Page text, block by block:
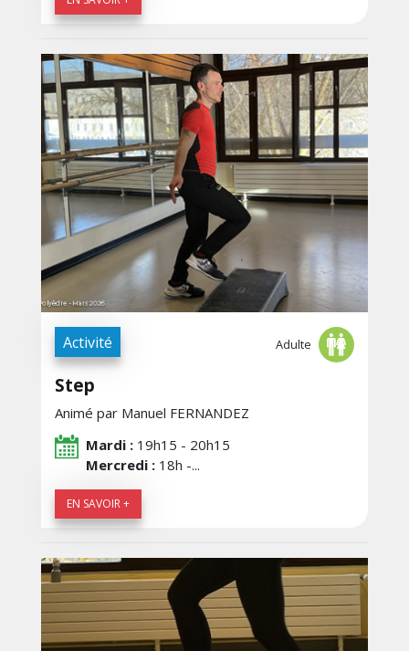
Activité Adulte
Step
Animé par Manuel FERNANDEZ
Mardi : 19h15 - 20h15
Mercredi : 18h -...
EN SAVOIR +